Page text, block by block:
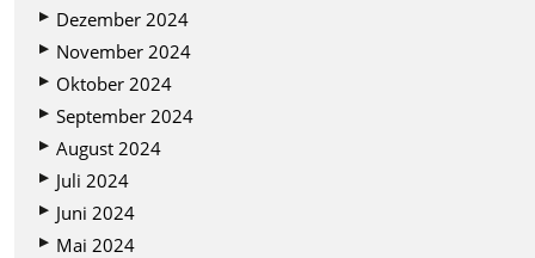
Dezember 2024
November 2024
Oktober 2024
September 2024
August 2024
Juli 2024
Juni 2024
Mai 2024